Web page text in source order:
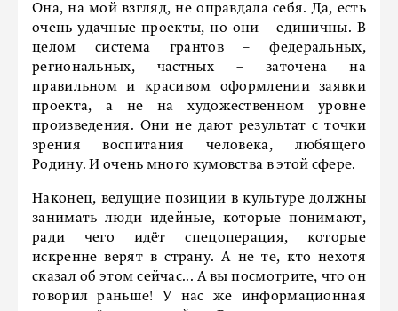
Она, на мой взгляд, не оправдала себя. Да, есть
очень удачные проекты, но они – единичны. В
целом система грантов – федеральных,
региональных, частных – заточена на
правильном и красивом оформлении заявки
проекта, а не на художественном уровне
произведения. Они не дают результат с точки
зрения воспитания человека, любящего
Родину. И очень много кумовства в этой сфере.
Наконец, ведущие позиции в культуре должны
занимать люди идейные, которые понимают,
ради чего идёт спецоперация, которые
искренне верят в страну. А не те, кто нехотя
сказал об этом сейчас... А вы посмотрите, что он
говорил раньше! У нас же информационная